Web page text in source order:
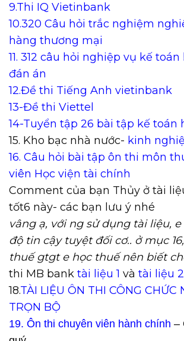
9.Thi IQ Vietinbank
10.320 Câu hỏi trắc nghiệm
hàng thương mại
11. 312 câu hỏi nghiệp vụ kế
đán án
12.Đề thi Tiếng Anh vietinbank
13-Đề thi Viettel
14-Tuyển tập 26 bài tập kế toán
15. Kho bạc nhà nước- kinh
16. Câu hỏi bài tập ôn thi môn
viên Học viện tài chính
Comment của bạn Thủy ở tài
tốt6 này- các bạn lưu ý nhé
vâng ạ, với ng sử dụng tài liệu,
độ tin cậy tuyệt đối cơ.. ở mục
thuế gtgt e học thuế nên biết
thi MB bank tài liệu 1 và tài liệu 2
18.TÀI LIỆU ÔN THI CÔNG CHỨC
TRỌN BỘ
19. Ôn thi chuyên viên hành chính –